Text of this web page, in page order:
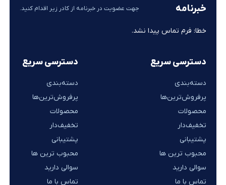
دسترسی سریع
دسته‌بندی
پرفروش‌ترین‌ها
محصولات
تخفیف‌دار
پشتیبانی
محبوب ترین ها
سوالی دارید
تماس با ما
خبرنامه جهت عضویت در خبرنامه از کادر زیر اقدام کنید.
خطا: فرم تماس پیدا نشد.
دسترسی سریع
دسته‌بندی
پرفروش‌ترین‌ها
محصولات
تخفیف‌دار
پشتیبانی
محبوب ترین ها
سوالی دارید
تماس با ما